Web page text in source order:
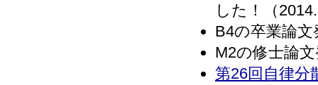
した！（
B4の卒業論
M2の修士論
第26回自律